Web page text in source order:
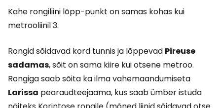
Kahe rongiliini lõpp-punkt on samas kohas kui
metrooliinil 3.
Rongid sõidavad kord tunnis ja lõppevad Pireuse
sadamas, sõit on sama kiire kui otsene metroo.
Rongiga saab sõita ka ilma vahemaandumiseta
Larissa pearaudteejaama, kus saab ümber istuda